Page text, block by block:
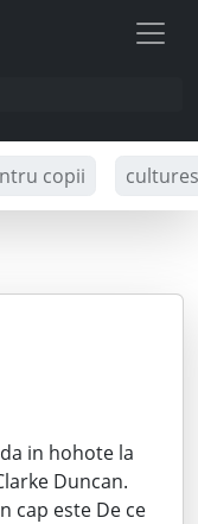
copii
in hohote la
Duncan.
cap este De ce